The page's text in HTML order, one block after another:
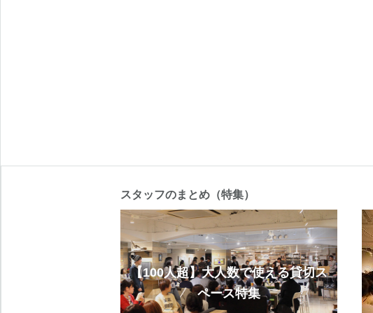
スタッフのまとめ（特集）
【100人超】大人数で使える貸切ス
ペース特集